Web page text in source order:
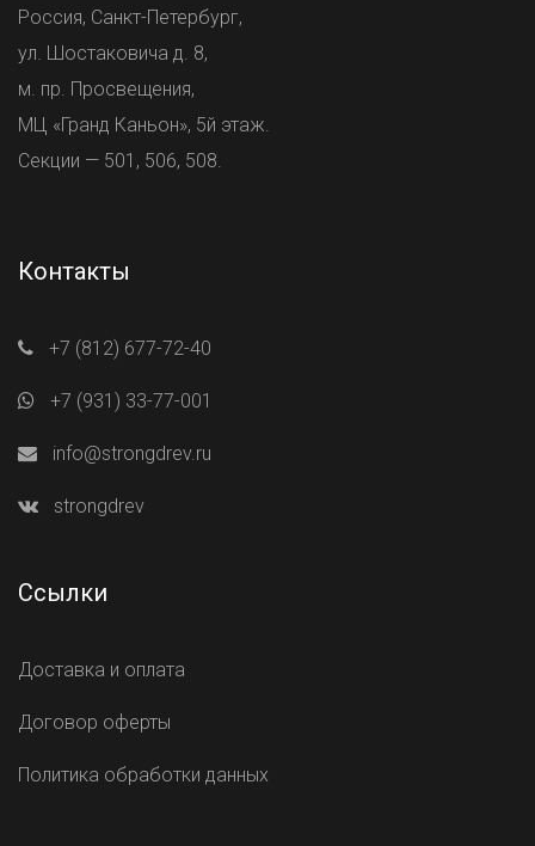
Россия, Санкт-Петербург,
ул. Шостаковича д. 8,
м. пр. Просвещения,
МЦ «Гранд Каньон», 5й этаж.
Секции — 501, 506, 508.
Контакты
+7 (812) 677-72-40
+7 (931) 33-77-001
info@strongdrev.ru
strongdrev
Ссылки
Доставка и оплата
Договор оферты
Политика обработки данных